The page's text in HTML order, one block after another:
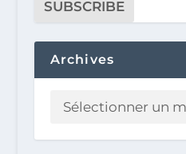
Archives